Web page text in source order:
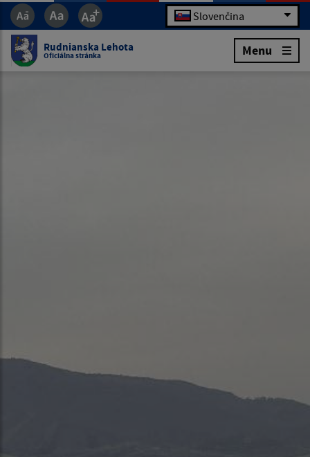
Slovenčina
Rudnianska Lehota
Oficiálna stránka Menu